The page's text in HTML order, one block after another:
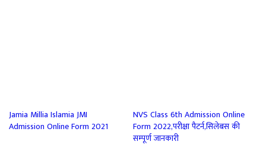
Jamia Millia Islamia JMI
Admission Online Form 2021
NVS Class 6th Admission Online
Form 2022,परीक्षा पैटर्न,सिलेबस की
सम्पूर्ण जानकारी